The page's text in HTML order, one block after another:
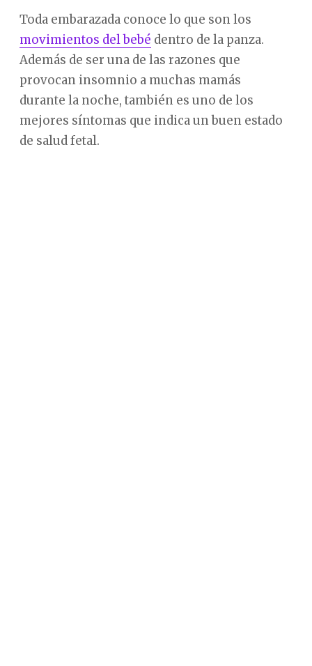
Toda embarazada conoce lo que son los
movimientos del bebé dentro de la panza.
Además de ser una de las razones que
provocan insomnio a muchas mamás
durante la noche, también es uno de los
mejores síntomas que indica un buen estado
de salud fetal.